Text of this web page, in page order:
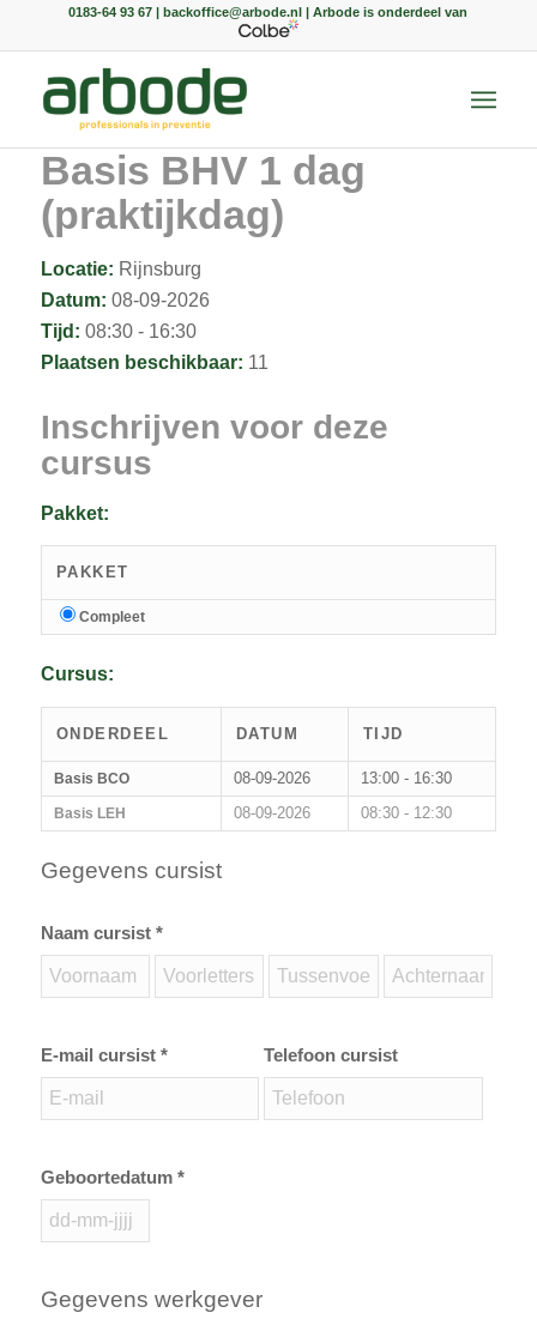
0183-64 93 67 | backoffice@arbode.nl | Arbode is onderdeel van
Basis BHV 1 dag
(praktijkdag)
Locatie: Rijnsburg
Datum: 08-09-2026
Tijd: 08:30 - 16:30
Plaatsen beschikbaar: 11
Inschrijven voor deze
cursus
Pakket:
PAKKET
Compleet
Cursus:
ONDERDEEL DATUM TIJD
Basis BCO 08-09-2026 13:00 - 16:30
Basis LEH 08-09-2026 08:30 - 12:30
Gegevens cursist
Naam cursist *
E-mail cursist * Telefoon cursist
Geboortedatum *
Gegevens werkgever